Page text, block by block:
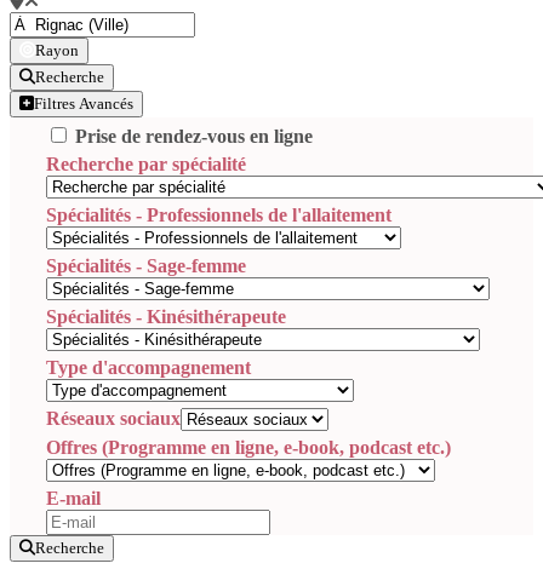
Rayon
Recherche
Filtres Avancés
Prise de rendez-vous en ligne
Recherche par spécialité
Spécialités - Professionnels de l'allaitement
Spécialités - Sage-femme
Spécialités - Kinésithérapeute
Type d'accompagnement
Réseaux sociaux
Offres (Programme en ligne, e-book, podcast etc.)
E-mail
Recherche